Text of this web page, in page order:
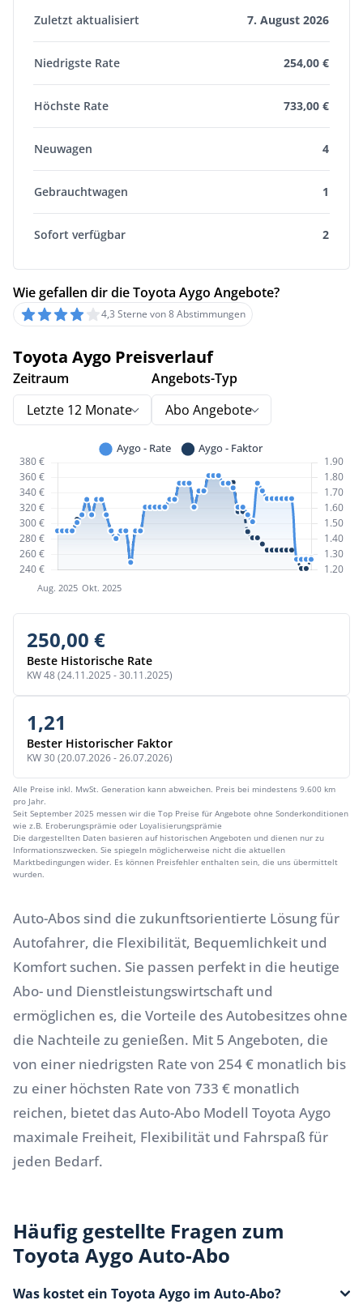
Zuletzt aktualisiert 7. August 2026
Niedrigste Rate 254,00 €
Höchste Rate 733,00 €
Neuwagen 4
Gebrauchtwagen 1
Sofort verfügbar 2
Wie gefallen dir die Toyota Aygo Angebote?
4,3 Sterne von 8 Abstimmungen
Toyota Aygo Preisverlauf
Zeitraum
Letzte 12 Monate
Angebots-Typ
Abo Angebote
250,00 €
Beste Historische Rate
KW 48 (24.11.2025 - 30.11.2025)
1,21
Bester Historischer Faktor
KW 30 (20.07.2026 - 26.07.2026)
Alle Preise inkl. MwSt. Generation kann abweichen. Preis bei mindestens 9.600 km
pro Jahr.
Seit September 2025 messen wir die Top Preise für Angebote ohne Sonderkonditionen
wie z.B. Eroberungsprämie oder Loyalisierungsprämie
Die dargestellten Daten basieren auf historischen Angeboten und dienen nur zu
Informationszwecken. Sie spiegeln möglicherweise nicht die aktuellen
Marktbedingungen wider. Es können Preisfehler enthalten sein, die uns übermittelt
wurden.
Auto-Abos sind die zukunftsorientierte Lösung für
Autofahrer, die Flexibilität, Bequemlichkeit und
Komfort suchen. Sie passen perfekt in die heutige
Abo- und Dienstleistungswirtschaft und
ermöglichen es, die Vorteile des Autobesitzes ohne
die Nachteile zu genießen. Mit 5 Angeboten, die
von einer niedrigsten Rate von 254 € monatlich bis
zu einer höchsten Rate von 733 € monatlich
reichen, bietet das Auto-Abo Modell Toyota Aygo
maximale Freiheit, Flexibilität und Fahrspaß für
jeden Bedarf.
Häufig gestellte Fragen zum
Toyota Aygo Auto-Abo
Was kostet ein Toyota Aygo im Auto-Abo?